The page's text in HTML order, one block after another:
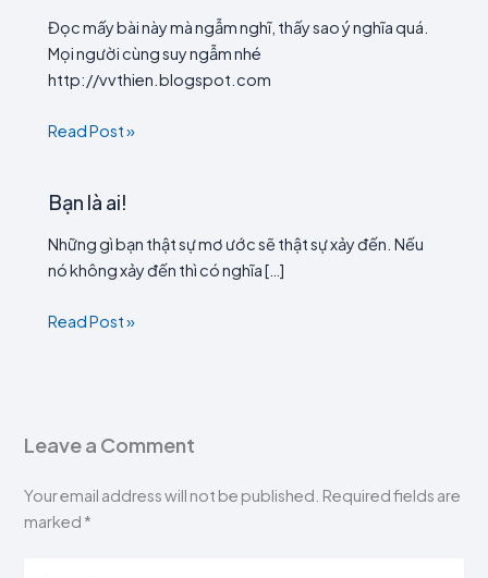
Đọc mấy bài này mà ngẫm nghĩ, thấy sao ý nghĩa quá.
Mọi người cùng suy ngẫm nhé
http://vvthien.blogspot.com
Read Post »
Bạn là ai!
Những gì bạn thật sự mơ ước sẽ thật sự xảy đến. Nếu
nó không xảy đến thì có nghĩa […]
Read Post »
Leave a Comment
Your email address will not be published. Required fields are
marked *